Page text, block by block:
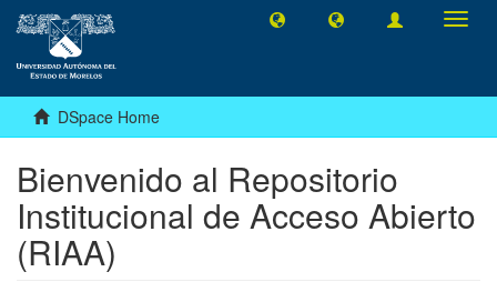
DSpace Home
Bienvenido al Repositorio
Institucional de Acceso Abierto
(RIAA)